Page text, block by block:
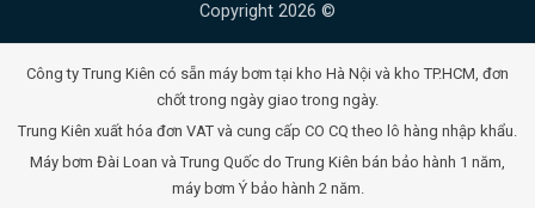
Copyright 2026 ©
Công ty Trung Kiên có sẵn máy bơm tại kho Hà Nội và kho TP.HCM, đơn
chốt trong ngày giao trong ngày.
Trung Kiên xuất hóa đơn VAT và cung cấp CO CQ theo lô hàng nhập khẩu.
Máy bơm Đài Loan và Trung Quốc do Trung Kiên bán bảo hành 1 năm,
máy bơm Ý bảo hành 2 năm.